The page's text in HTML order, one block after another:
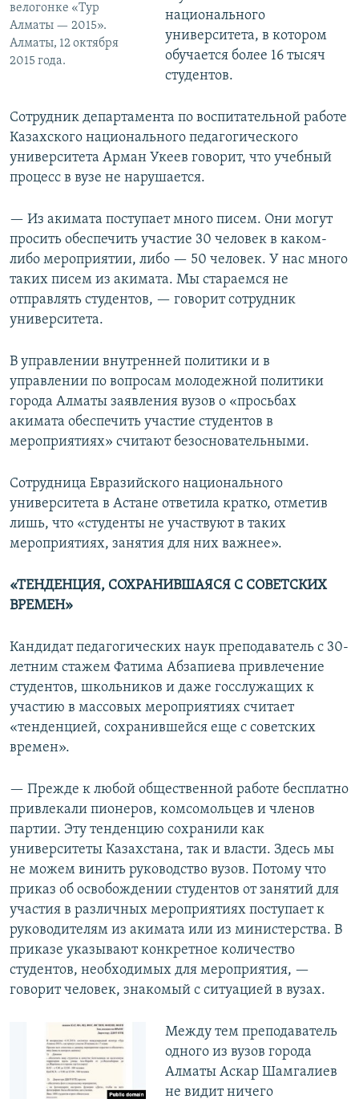
велогонке «Тур
Алматы — 2015».
Алматы, 12 октября
2015 года.
национального
университета, в котором
обучается более 16 тысяч
студентов.
Сотрудник департамента по воспитательной работе
Казахского национального педагогического
университета Арман Укеев говорит, что учебный
процесс в вузе не нарушается.
— Из акимата поступает много писем. Они могут
просить обеспечить участие 30 человек в каком-
либо мероприятии, либо — 50 человек. У нас много
таких писем из акимата. Мы стараемся не
отправлять студентов, — говорит сотрудник
университета.
В управлении внутренней политики и в
управлении по вопросам молодежной политики
города Алматы заявления вузов о «просьбах
акимата обеспечить участие студентов в
мероприятиях» считают безосновательными.
Сотрудница Евразийского национального
университета в Астане ответила кратко, отметив
лишь, что «студенты не участвуют в таких
мероприятиях, занятия для них важнее».
«ТЕНДЕНЦИЯ, СОХРАНИВШАЯСЯ С СОВЕТСКИХ
ВРЕМЕН»
Кандидат педагогических наук преподаватель с 30-
летним стажем Фатима Абзапиева привлечение
студентов, школьников и даже госслужащих к
участию в массовых мероприятиях считает
«тенденцией, сохранившейся еще с советских
времен».
— Прежде к любой общественной работе бесплатно
привлекали пионеров, комсомольцев и членов
партии. Эту тенденцию сохранили как
университеты Казахстана, так и власти. Здесь мы
не можем винить руководство вузов. Потому что
приказ об освобождении студентов от занятий для
участия в различных мероприятиях поступает к
руководителям из акимата или из министерства. В
приказе указывают конкретное количество
студентов, необходимых для мероприятия, —
говорит человек, знакомый с ситуацией в вузах.
Между тем преподаватель
одного из вузов города
Алматы Аскар Шамгалиев
не видит ничего